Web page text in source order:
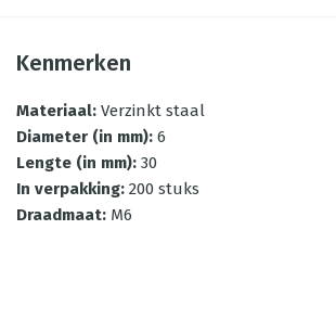
Kenmerken
Materiaal: Verzinkt staal
Diameter (in mm): 6
Lengte (in mm): 30
In verpakking: 200 stuks
Draadmaat: M6